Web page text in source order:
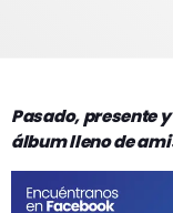
GEEKERS
MÚSICA
INICIO
RADIO SPLENDID
Pasado, presente
álbum lleno de